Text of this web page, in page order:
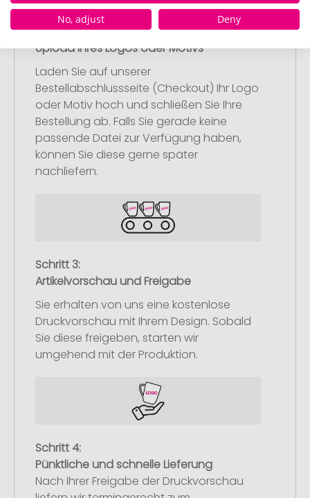
Schritt 2:
Upload Ihres Logos oder Motivs
Laden Sie auf unserer
Bestellabschlussseite (Checkout) Ihr Logo
oder Motiv hoch und schließen Sie Ihre
Bestellung ab. Falls Sie gerade keine
passende Datei zur Verfügung haben,
können Sie diese gerne später
nachliefern.
Schritt 3:
Artikelvorschau und Freigabe
Sie erhalten von uns eine kostenlose
Druckvorschau mit Ihrem Design. Sobald
Sie diese freigeben, starten wir
umgehend mit der Produktion.
Schritt 4:
Pünktliche und schnelle Lieferung
Nach Ihrer Freigabe der Druckvorschau
No, adjust
Deny